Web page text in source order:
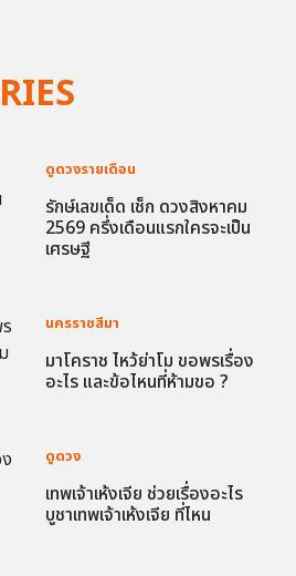
ดูดวงรายเดือน
รักษ์เลขเด็ด เช็ก ดวงสิงหาคม
2569 ครึ่งเดือนแรกใครจะเป็น
เศรษฐี
นครราชสีมา
มาโคราช ไหว้ย่าโม ขอพรเรื่อง
อะไร และข้อไหนที่ห้ามขอ ?
ดูดวง
เทพเจ้าเห้งเจีย ช่วยเรื่องอะไร
บูชาเทพเจ้าเห้งเจีย ที่ไหน